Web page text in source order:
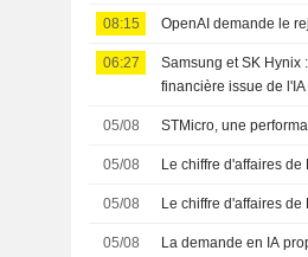
08:15 OpenAI demande le
06:27
Samsung et SK Hynix
financière issue de l'IA
05/08 STMicro, une
05/08 Le chiffre d'affaires
05/08 Le chiffre d'affaires
05/08
La demande en IA